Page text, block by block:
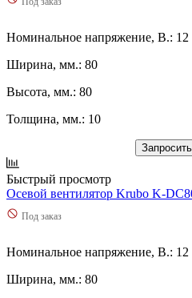
Номинальное напряжение, В.: 12
Ширина, мм.: 80
Высота, мм.: 80
Толщина, мм.: 10
Быстрый просмотр
Осевой вентилятор Krubo K-
Под заказ
Номинальное напряжение, В.: 12
Ширина, мм.: 80